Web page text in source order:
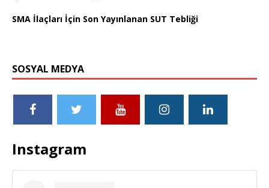
SMA İlaçları İçin Son Yayınlanan SUT Tebliği
SOSYAL MEDYA
Instagram